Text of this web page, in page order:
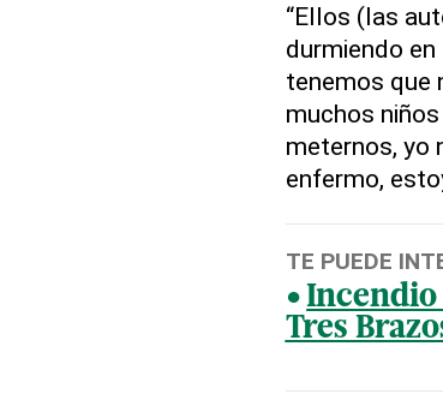
“Ellos (las
durmiendo
tenemos que
muchos
meternos, yo
enfermo,
TE PUEDE
Incendio
Tres